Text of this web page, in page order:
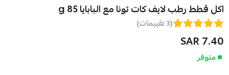
اكل قطط رطب لايف كات تونا مع البابايا 85 g
(3 تقييمات)
7.40 SAR
متوفر